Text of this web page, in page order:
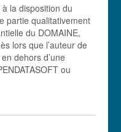
la disposition du
partie qualitativement
du DOMAINE,
lors que l’auteur de
dehors d’une
ou